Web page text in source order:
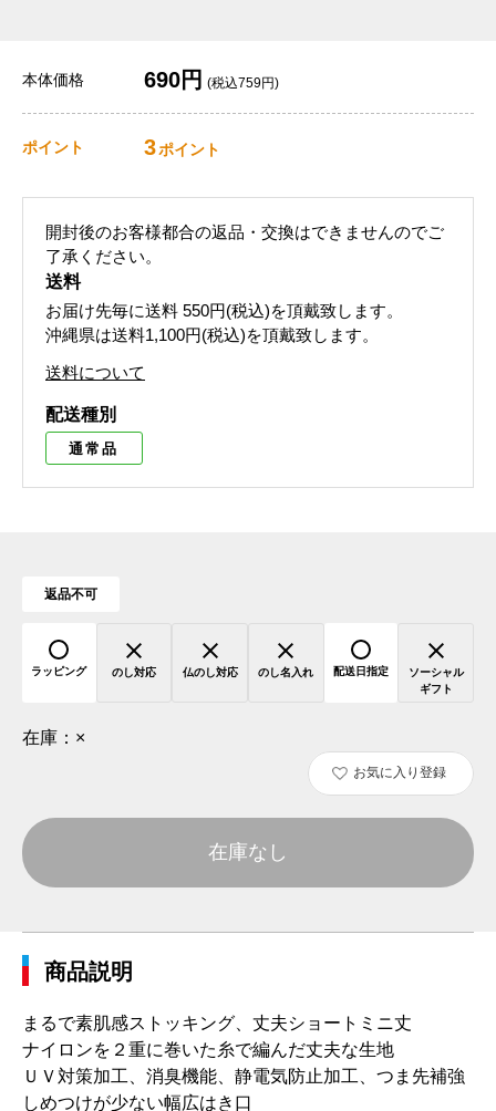
本体価格 690円 (税込759円)
ポイント 3ポイント
開封後のお客様都合の返品・交換はできませんのでご
了承ください。
送料
お届け先毎に送料 550円(税込)を頂戴致します。
沖縄県は送料1,100円(税込)を頂戴致します。
送料について
配送種別
通常品
返品不可
ラッピング のし対応 仏のし対応 のし名入れ 配送日指定
ソーシャル
ギフト
在庫： ×
お気に入り登録
在庫なし
商品説明
まるで素肌感ストッキング、丈夫ショートミニ丈
ナイロンを２重に巻いた糸で編んだ丈夫な生地
ＵＶ対策加工、消臭機能、静電気防止加工、つま先補強
しめつけが少ない幅広はき口